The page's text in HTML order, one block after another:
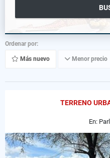
Ordenar por:
Más nuevo Menor precio
TERRENO
En: